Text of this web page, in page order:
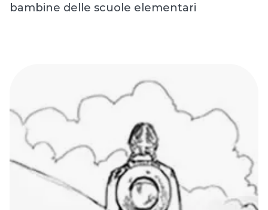
bambine delle scuole elementari